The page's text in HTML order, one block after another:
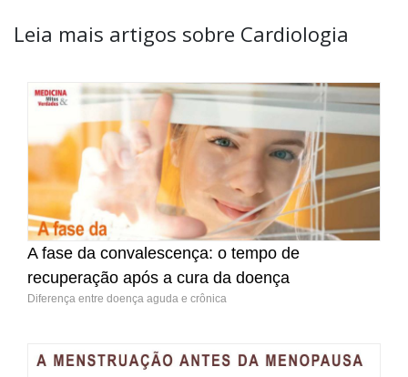
Leia mais artigos sobre Cardiologia
A fase da convalescença: o tempo de
recuperação após a cura da doença
Diferença entre doença aguda e crônica